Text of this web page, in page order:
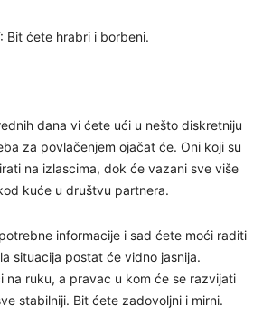
Bit ćete hrabri i borbeni.
dana vi ćete ući u nešto diskretniju
za povlačenjem ojačat će. Oni koji su
na izlascima, dok će vazani sve više
kuće u društvu partnera.
informacije i sad ćete moći raditi
situacija postat će vidno jasnija.
na ruku, a pravac u kom će se razvijati
stabilniji. Bit ćete zadovoljni i mirni.